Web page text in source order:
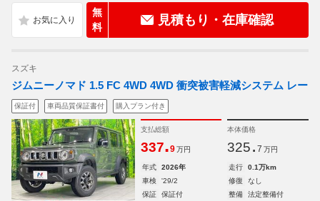
無
料
見積もり・在庫確認
スズキ
ジムニーノマド 1.5 FC 4WD 4WD 衝突被害軽減システム レー
保証付 車両品質保証書付 購入プラン付き
支払総額
337.9 万円
本体価格
325. 7 万円
年式 2026年 走行
0.1万km
車検
'29/2 修復
なし
保証
保証付 整備
法定整備付